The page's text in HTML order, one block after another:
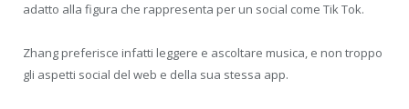
adatto alla figura che rappresenta per un social come Tik Tok.
Zhang preferisce infatti leggere e ascoltare musica, e non troppo
gli aspetti social del web e della sua stessa app.